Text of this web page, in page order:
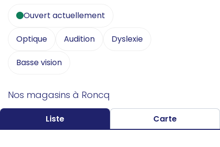
Ouvert actuellement
Optique Audition Dyslexie
Basse vision
Nos magasins à Roncq
Liste Carte